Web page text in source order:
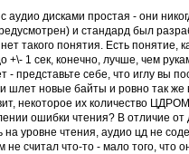
аудио дисками простая - они
и стандард был
такого понятия. Есть понятие,
1 сек, конечно, лучше, чем
представьте себе, что иглу вы
шлет новые байты и ровно так
некоторое их количество
ошибки чтения? В отличие от
уровне чтения, аудио цд не
считал что-то - мало того, что